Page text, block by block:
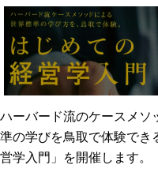
ハーバード流のケースメソ
準の学びを鳥取で体験でき
営学入門」を開催します。